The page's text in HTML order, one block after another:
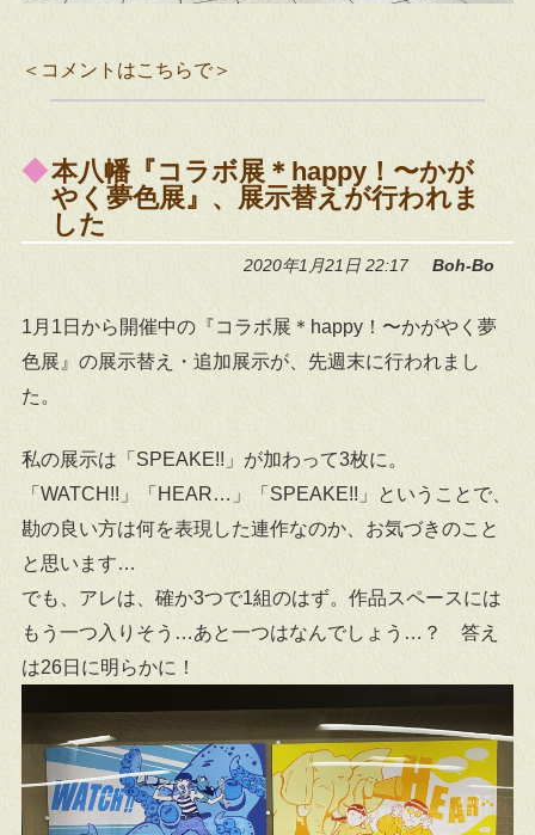
＜コメントはこちらで＞
本八幡『コラボ展＊happy！〜かが
やく夢色展』、展示替えが行われま
した
2020年1月21日 22:17 Boh-Bo
1月1日から開催中の『コラボ展＊happy！〜かがやく夢
色展』の展示替え・追加展示が、先週末に行われまし
た。
私の展示は「SPEAKE!!」が加わって3枚に。
「WATCH!!」「HEAR…」「SPEAKE!!」ということで、
勘の良い方は何を表現した連作なのか、お気づきのこと
と思います…
でも、アレは、確か3つで1組のはず。作品スペースには
もう一つ入りそう…あと一つはなんでしょう…？ 答え
は26日に明らかに！